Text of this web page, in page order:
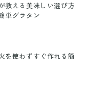
教える美味しい選び方
単グラタン
を使わずすぐ作れる簡